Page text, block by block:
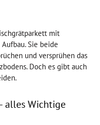
mit
Sie beide
und versprühen das
Doch es gibt auch
alles Wichtige